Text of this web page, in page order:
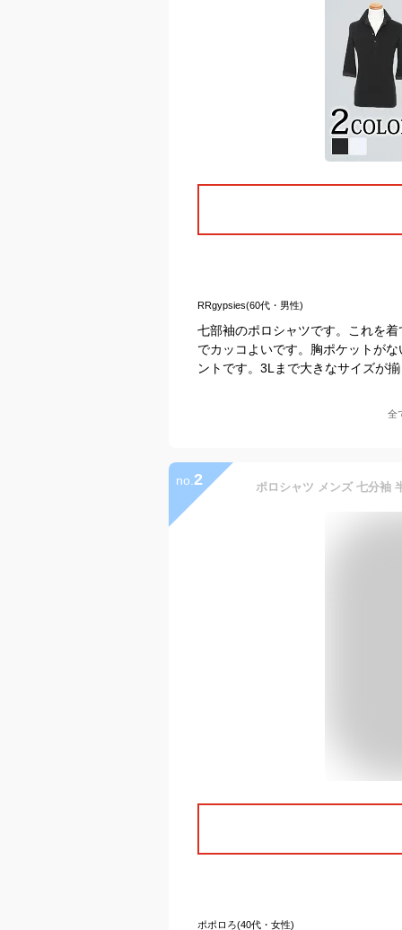
RRgypsies(60代・男性)
七部袖のポロシャツです。これを
でカッコよいです。胸ポケットが
ントです。3Lまで大きなサイズが
全
no. 2
ポポロろ(40代・女性)